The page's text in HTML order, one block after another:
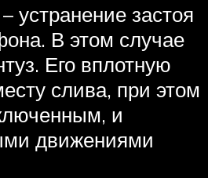
устранение застоя
В этом случае
Его вплотную
слива, при этом
и
движениями